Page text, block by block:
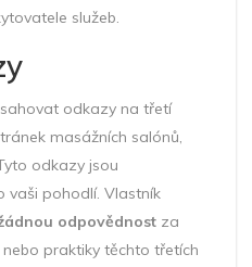
služeb.
odkazy na třetí
masážních salónů,
odkazy jsou
vaši pohodlí. Vlastník
odpovědnost za
praktiky těchto třetích